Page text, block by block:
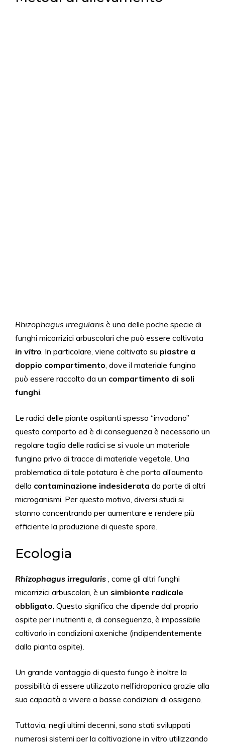
Rhizophagus irregularis è una delle poche specie di
funghi micorrizici arbuscolari che può essere coltivata
in vitro. In particolare, viene coltivato su piastre a
doppio compartimento, dove il materiale fungino
può essere raccolto da un compartimento di soli
funghi.
Le radici delle piante ospitanti spesso “invadono”
questo comparto ed è di conseguenza è necessario un
regolare taglio delle radici se si vuole un materiale
fungino privo di tracce di materiale vegetale. Una
problematica di tale potatura è che porta all’aumento
della contaminazione indesiderata da parte di altri
microganismi. Per questo motivo, diversi studi si
stanno concentrando per aumentare e rendere più
efficiente la produzione di queste spore.
Ecologia
Rhizophagus irregularis , come gli altri funghi
micorrizici arbuscolari, è un simbionte radicale
obbligato. Questo significa che dipende dal proprio
ospite per i nutrienti e, di conseguenza, è impossibile
coltivarlo in condizioni axeniche (indipendentemente
dalla pianta ospite).
Un grande vantaggio di questo fungo è inoltre la
possibilità di essere utilizzato nell’idroponica grazie alla
sua capacità a vivere a basse condizioni di ossigeno.
Tuttavia, negli ultimi decenni, sono stati sviluppati
numerosi sistemi per la coltivazione in vitro utilizzando